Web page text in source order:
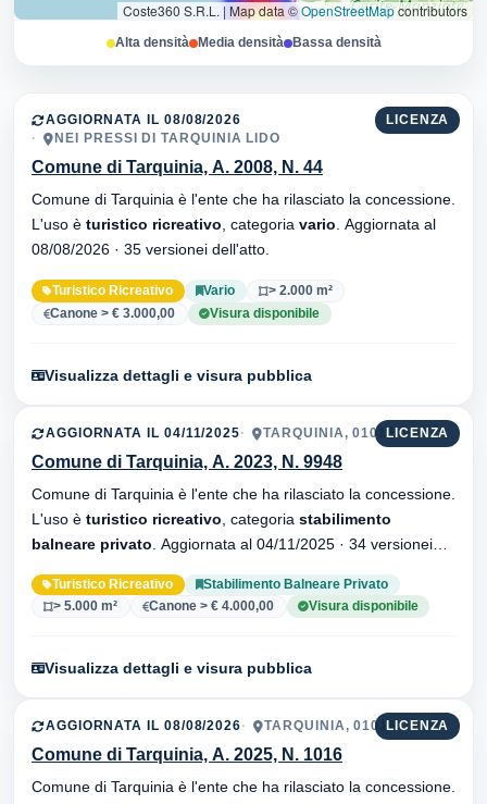
Coste360 S.R.L. | Map data ©OpenStreetMapcontributors
Alta densità Media densità Bassa densità
LICENZA
AGGIORNATA IL 08/08/2026
NEI PRESSI DI TARQUINIA LIDO
Comune di Tarquinia, A. 2008, N. 44
Comune di Tarquinia è l'ente che ha rilasciato la concessione.
L'uso è turistico ricreativo , categoria vario
08/08/2026 · 35 versionei dell'atto.
Turistico Ricreativo Vario
> 2.000 m²
Canone > € 3.000,00
Visura disponibile
Visualizza dettagli e visura pubblica
LICENZA
AGGIORNATA IL 04/11/2025 TARQUINIA, 01016
Comune di Tarquinia, A. 2023, N. 9948
Comune di Tarquinia è l'ente che ha rilasciato la concessione.
L'uso è turistico ricreativo , categoria stabilimento
balneare privato
Turistico Ricreativo
Stabilimento Balneare Privato
> 5.000 m²
Canone > € 4.000,00 Visura disponibile
Visualizza dettagli e visura pubblica
LICENZA
AGGIORNATA IL 08/08/2026 TARQUINIA, 01016
Comune di Tarquinia, A. 2025, N. 1016
Comune di Tarquinia è l'ente che ha rilasciato la concessione.